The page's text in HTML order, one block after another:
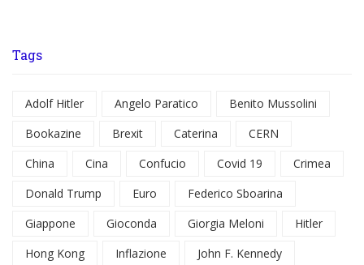
Tags
Adolf Hitler Angelo Paratico
Benito Mussolini
Bookazine
Brexit Caterina
CERN
China
Cina Confucio Covid 19
Crimea
Donald Trump
Euro
Federico Sboarina
Giappone
Gioconda Giorgia Meloni
Hitler
Hong Kong
Inflazione
John F. Kennedy